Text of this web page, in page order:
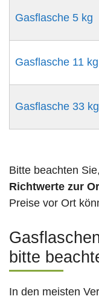
Gasflasche 5 kg
Gasflasche 11 kg
Gasflasche 33 kg
Bitte beachten
Richtwerte zur
Preise vor Ort
bitte
In den meisten